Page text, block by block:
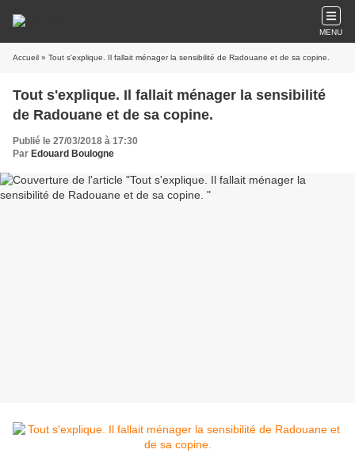
MENU
Accueil » Tout s'explique. Il fallait ménager la sensibilité de Radouane et de sa copine.
Tout s'explique. Il fallait ménager la sensibilité
de Radouane et de sa copine.
Publié le 27/03/2018 à 17:30
Par Edouard Boulogne